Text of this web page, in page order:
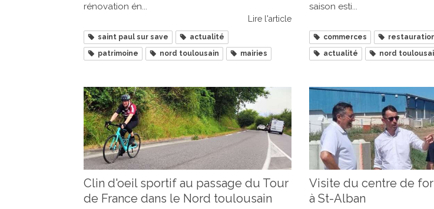
rénovation én...
Lire l'article
saint paul sur save
actualité
patrimoine
nord toulousain mairies
saison esti...
commerces
actualité
nord
Clin d'oeil sportif au passage du Tour
de France dans le Nord toulousain
Visite du centre de
à St-Alban